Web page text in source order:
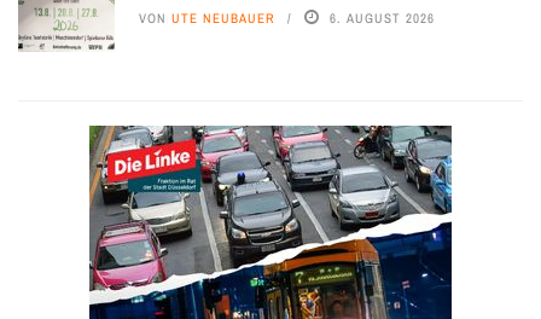
VON UTE NEUBAUER 6. AUGUST 2026